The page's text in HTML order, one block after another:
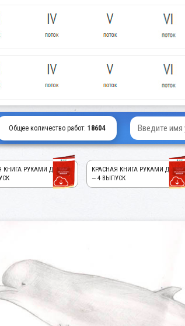
Общее количество работ: 18604
КНИГА РУКАМИ ДЕТЕЙ!
КРАСНАЯ КНИГА РУКАМИ ДЕТЕЙ!
— 4 ВЫПУСК